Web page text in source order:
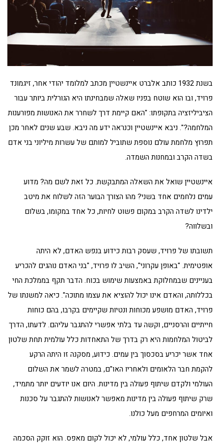
בשנת 1932 כותב אלברט איינשטיין מכתב למלומד יהודי אחר, זיגמונד
פרויד, ובו הוא שוטח בפניו שאלה שמבחינתו היא הגורלית ביותר עבור
הציביליזציה בתקופתו: "האם קיימת דרך לשחרר את האנושות מפורענות
המלחמה?". ניבא איינשטיין וכנראה ידע מה ניבא. שבע שנים לאחר מכן
תפרוץ מלחמת עולם נוספת שתוביל למותם של עשרות מיליוני בני אדם
בשדה הקרב ובמחנות השמדה.
איינשטיין שואל את השאלה המתבקשת. כל זאת לשם מה? מדוע
עמים נלחמים אחד בשני? מהו הצורך הבוער הזה לשלוח את מיטב
ילדינו לשדה הקרב במקום פשוט לחיות, כל אחד במקומו, בשלום
ובשלווה?
תשובתו של פרויד, שעסק רבות כידוע בנפש האדם, לא היתה
אופטימית. "באופן עקרוני", השיב לו פרויד, "בני האדם נוהגים להכריע
בעניינים שבמחלוקת באמצעות שימוש בכוח. הדבר תקף בממלכת החי
בכללותה, והאדם אינו יכול להוציא את עצמו מתוכה". כיאה למשנתו של
פרויד, האדם מושפע מכוחות ונטיות שקיימים בקרבו, בהם כוחות
חייתיים והרסניים, וקשה עד בלתי אפשרי להתגבר עליהם. לדעתו, הדרך
לביטול המלחמות היא רק בדרך של התאחדות כלל עולמית תחת שלטון
אחד אשר יכריע בסכסוך בין עמים. כידוע, מסקנה זו היתה הרקע
להקמת חבר הלאומים ולאחריו האו"ם, במטרה לשמר את השלום
העולמי ולקדם שיתוף פעולה בין מדינות. היום אנו יודעים יותר מתמיד,
שרק שיתוף פעולה בין מדינות מאפשר לאנושות להתגבר על סכנות
ואיומים המרחפים מעל כולנו.
אבל שלטון אחד, כלל עולמי, לא יכול לקום מאפס. הוא זוקק הסכמה